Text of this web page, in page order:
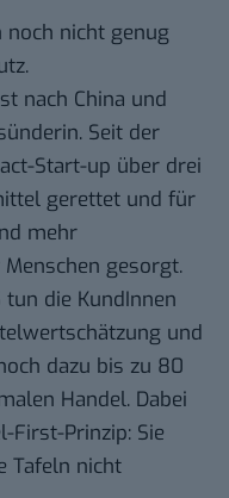
noch nicht genug
nach China und
Seit der
Start-up über drei
gerettet und für
mehr
gesorgt.
tun die KundInnen
und
dazu bis zu 80
Handel. Dabei
First-Prinzip: Sie
Tafeln nicht